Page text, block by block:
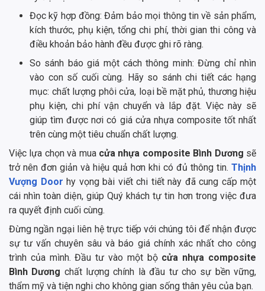
Đọc kỹ hợp đồng: Đảm bảo mọi thông tin về sản phẩm,
kích thước, phụ kiện, tổng chi phí, thời gian thi công và
điều khoản bảo hành đều được ghi rõ ràng.
So sánh báo giá một cách thông minh: Đừng chỉ nhìn
vào con số cuối cùng. Hãy so sánh chi tiết các hạng
mục: chất lượng phôi cửa, loại bề mặt phủ, thương hiệu
phụ kiện, chi phí vận chuyển và lắp đặt. Việc này sẽ
giúp tìm được nơi có giá cửa nhựa composite tốt nhất
trên cùng một tiêu chuẩn chất lượng.
Việc lựa chọn và mua cửa nhựa composite Bình Dương sẽ
trở nên đơn giản và hiệu quả hơn khi có đủ thông tin. Thịnh
Vượng Door hy vọng bài viết chi tiết này đã cung cấp một
cái nhìn toàn diện, giúp Quý khách tự tin hơn trong việc đưa
ra quyết định cuối cùng.
Đừng ngần ngại liên hệ trực tiếp với chúng tôi để nhận được
sự tư vấn chuyên sâu và báo giá chính xác nhất cho công
trình của mình. Đầu tư vào một bộ cửa nhựa composite
Bình Dương chất lượng chính là đầu tư cho sự bền vững,
thẩm mỹ và tiện nghi cho không gian sống thân yêu của bạn.